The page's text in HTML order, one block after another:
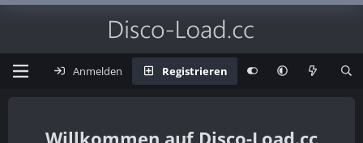
Anmelden Registrieren
Disco-Load.cc